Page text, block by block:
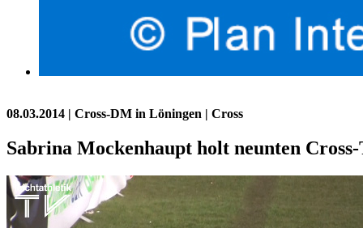
08.03.2014 | Cross-DM in Löningen | Cross
Sabrina Mockenhaupt holt neunten